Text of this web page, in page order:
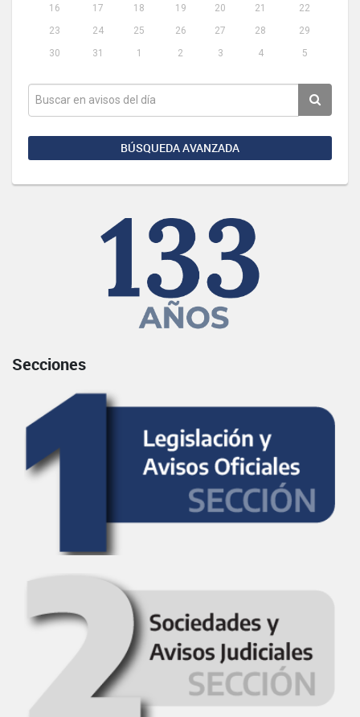
16
17 18 19 20 21
22
23
24 25 26 27 28
29
30
31 1 2 3 4 5
BÚSQUEDA AVANZADA
Secciones